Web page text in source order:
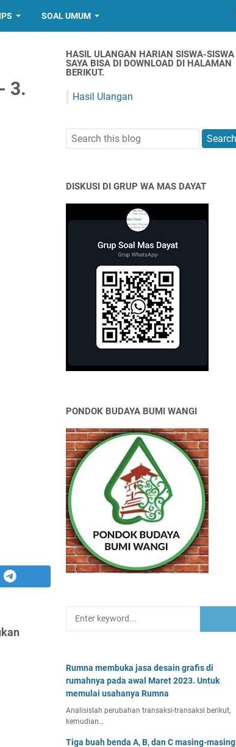
SOAL UMUM
3.
HASIL ULANGAN HARIAN SISWA-SISWA
SAYA BISA DI DOWNLOAD DI HALAMAN
BERIKUT.
Hasil Ulangan
DISKUSI DI GRUP WA MAS DAYAT
PONDOK BUDAYA BUMI WANGI
Rumna membuka jasa desain grafis di
rumahnya pada awal Maret 2023. Untuk
memulai usahanya Rumna
Analisislah perubahan transaksi-transaksi berikut,
kemudian…
Tiga buah benda A, B, dan C masing-masing